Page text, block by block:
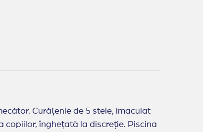
copiilor, înghețată la discreție. Piscina